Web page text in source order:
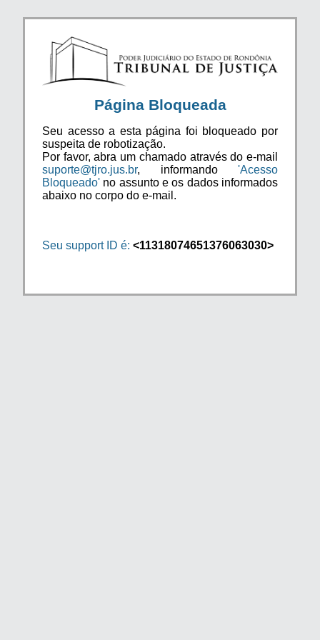
Página Bloqueada
Seu acesso a esta página foi bloqueado por
suspeita de robotização.
Por favor, abra um chamado através do e-mail
suporte@tjro.jus.br, informando 'Acesso
Bloqueado' no assunto e os dados informados
abaixo no corpo do e-mail.
Seu support ID é: <11318074651376063030>